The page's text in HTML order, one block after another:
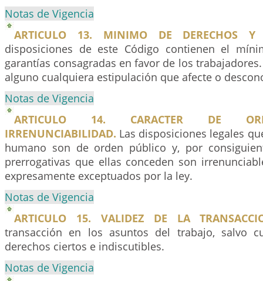
Notas de Vigencia
ARTICULO 13. MINIMO DE DERECHOS Y
disposiciones de este Código contienen el
garantías consagradas en favor de los
alguno cualquiera estipulación que afecte o
Notas de Vigencia
ARTICULO 14. CARACTER DE
IRRENUNCIABILIDAD. Las disposiciones legales
humano son de orden público y, por
prerrogativas que ellas conceden son
expresamente exceptuados por la ley.
Notas de Vigencia
ARTICULO 15. VALIDEZ DE LA
transacción en los asuntos del trabajo, salvo
derechos ciertos e indiscutibles.
Notas de Vigencia